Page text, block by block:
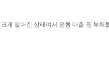
게 떨어진 상태여서 은행 대출 등 부